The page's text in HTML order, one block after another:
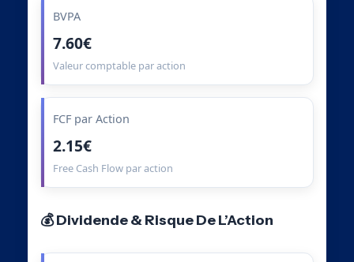
BVPA
7.60€
Valeur comptable par action
FCF par Action
2.15€
Free Cash Flow par action
💰 Dividende & Risque De L’Action